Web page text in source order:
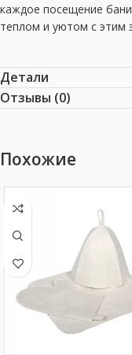
каждое посещение
теплом и уютом с этим
Детали
Отзывы (0)
Похожие